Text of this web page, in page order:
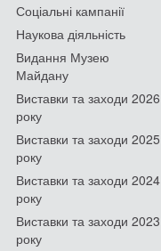
Соціальні кампанії
Наукова діяльність
Видання Музею
Майдану
Виставки та заходи 2026
року
Виставки та заходи 2025
року
Виставки та заходи 2024
року
Виставки та заходи 2023
року